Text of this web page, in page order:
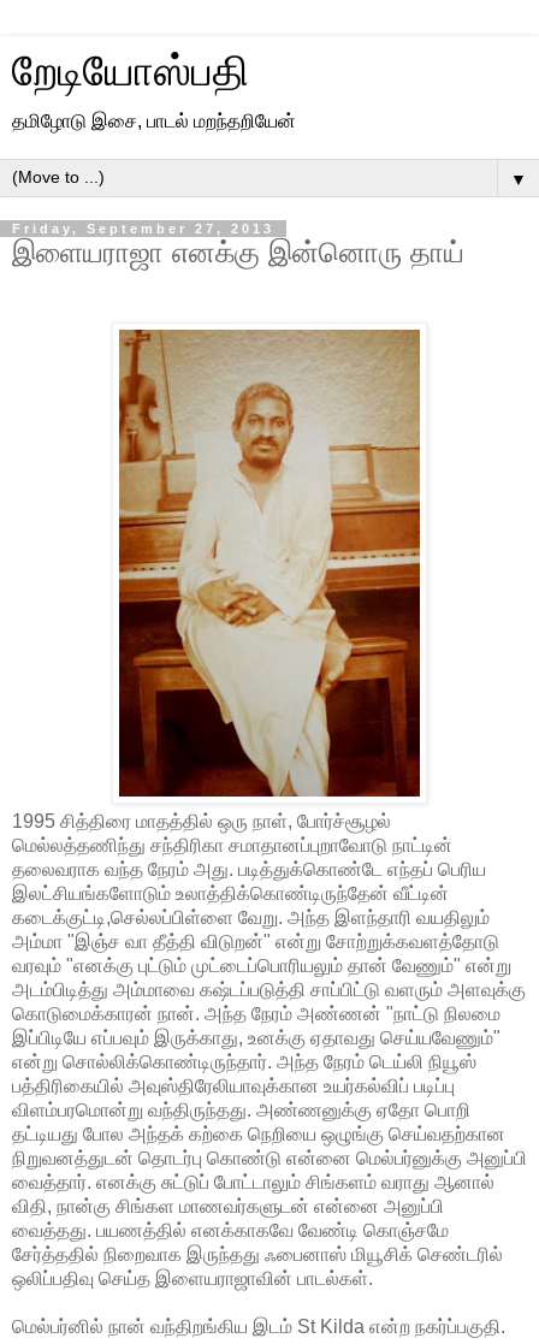
றேடியோஸ்பதி
தமிழோடு இசை, பாடல் மறந்தறியேன்
▼
Friday, September 27, 2013
இளையராஜா எனக்கு இன்னொரு தாய்
1995 சித்திரை மாதத்தில் ஒரு நாள், போர்ச்சூழல்
மெல்லத்தணிந்து சந்திரிகா சமாதானப்புறாவோடு நாட்டின்
தலைவராக வந்த நேரம் அது. படித்துக்கொண்டே எந்தப் பெரிய
இலட்சியங்களோடும் உலாத்திக்கொண்டிருந்தேன் வீட்டின்
கடைக்குட்டி,செல்லப்பிள்ளை வேறு. அந்த இளந்தாரி வயதிலும்
அம்மா "இஞ்ச வா தீத்தி விடுறன்" என்று சோற்றுக்கவளத்தோடு
வரவும் "எனக்கு புட்டும் முட்டைப்பொரியலும் தான் வேணும்" என்று
அடம்பிடித்து அம்மாவை கஷ்டப்படுத்தி சாப்பிட்டு வளரும் அளவுக்கு
கொடுமைக்காரன் நான். அந்த நேரம் அண்ணன் "நாட்டு நிலமை
இப்பிடியே எப்பவும் இருக்காது, உனக்கு ஏதாவது செய்யவேணும்"
என்று சொல்லிக்கொண்டிருந்தார். அந்த நேரம் டெய்லி நியூஸ்
பத்திரிகையில் அவுஸ்திரேலியாவுக்கான உயர்கல்விப் படிப்பு
விளம்பரமொன்று வந்திருந்தது. அண்ணனுக்கு ஏதோ பொறி
தட்டியது போல அந்தக் கற்கை நெறியை ஒழுங்கு செய்வதற்கான
நிறுவனத்துடன் தொடர்பு கொண்டு என்னை மெல்பர்னுக்கு அனுப்பி
வைத்தார். எனக்கு சுட்டுப் போட்டாலும் சிங்களம் வராது ஆனால்
விதி, நான்கு சிங்கள மாணவர்களுடன் என்னை அனுப்பி
வைத்தது. பயணத்தில் எனக்காகவே வேண்டி கொஞ்சமே
சேர்த்ததில் நிறைவாக இருந்தது ஃபைனாஸ் மியூசிக் செண்டரில்
ஒலிப்பதிவு செய்த இளையராஜாவின் பாடல்கள்.
மெல்பர்னில் நான் வந்திறங்கிய இடம் St Kilda என்ற நகர்ப்பகுதி.